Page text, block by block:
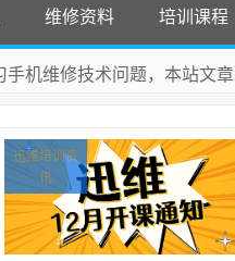
维修资料 培训课程
机维修技术问题，本站文
迅维培训资
讯